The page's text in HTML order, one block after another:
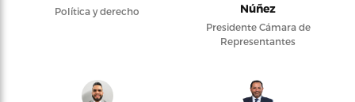
Política y derecho
Núñez
Presidente Cámara de
Representantes